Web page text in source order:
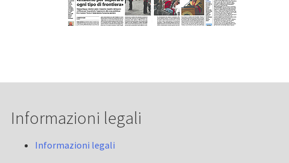
Informazioni legali
Informazioni legali